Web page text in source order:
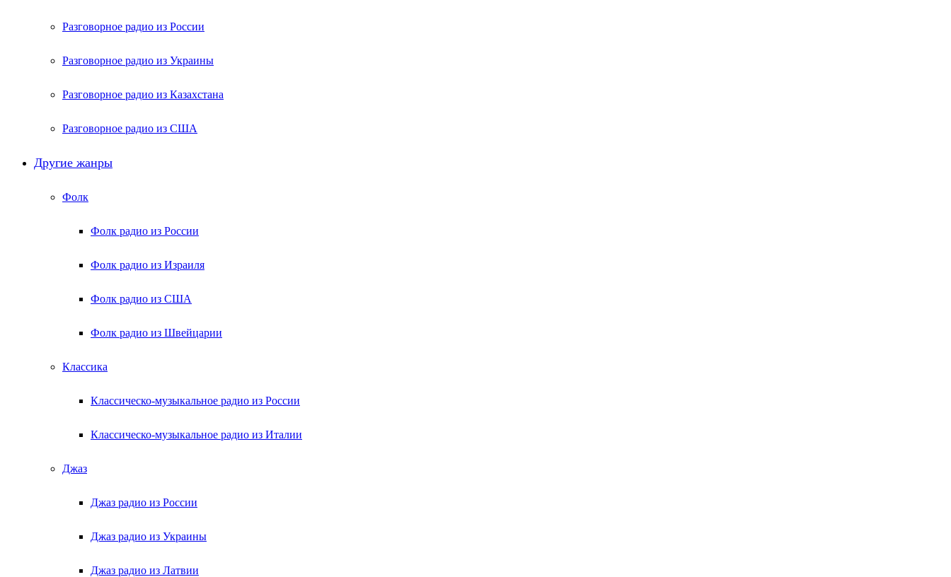
Разговорное радио из России
Разговорное радио из Украины
Разговорное радио из Казахстана
Разговорное радио из США
Другие жанры
Фолк
Фолк радио из России
Фолк радио из Израиля
Фолк радио из США
Фолк радио из Швейцарии
Классика
Классическо-музыкальное радио из России
Классическо-музыкальное радио из Италии
Джаз
Джаз радио из России
Джаз радио из Украины
Джаз радио из Латвии